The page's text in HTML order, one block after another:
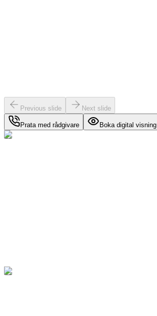
Previous slide Next slide
Prata med rådgivare Boka digital visning